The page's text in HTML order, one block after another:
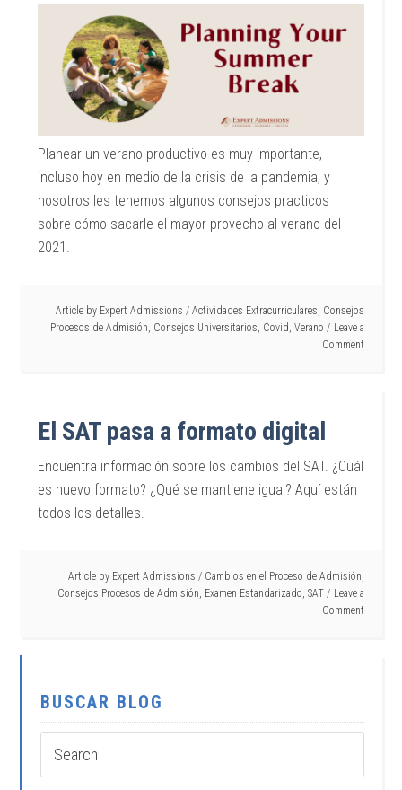
Planear un verano productivo es muy importante,
incluso hoy en medio de la crisis de la pandemia, y
nosotros les tenemos algunos consejos practicos
sobre cómo sacarle el mayor provecho al verano del
2021.
Article by Expert Admissions / Actividades Extracurriculares Consejos
Procesos de Admisión Consejos Universitarios Covid Verano
Leave a
Comment
El SAT pasa a formato digital
Encuentra información sobre los cambios del SAT. ¿Cuál
es nuevo formato? ¿Qué se mantiene igual? Aquí están
todos los detalles.
Article by Expert Admissions / Cambios en el Proceso de Admisión
Consejos Procesos de Admisión Examen Estandarizado SAT
Leave a
Comment
BUSCAR BLOG